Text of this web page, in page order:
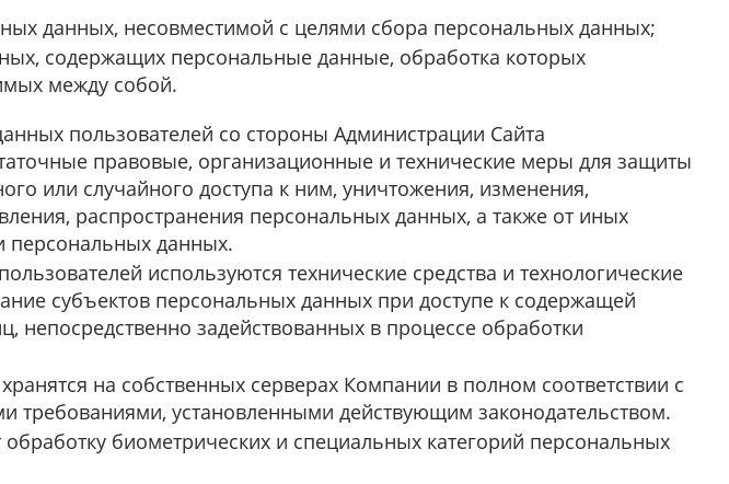
данных, несовместимой с целями сбора персональных данных;
содержащих персональные данные, обработка которых
между собой.
пользователей со стороны Администрации Сайта
правовые, организационные и технические меры для защиты
или случайного доступа к ним, уничтожения, изменения,
распространения персональных данных, а также от иных
персональных данных.
используются технические средства и технологические
субъектов персональных данных при доступе к содержащей
задействованных в процессе обработки
на собственных серверах Компании в полном соответствии с
требованиями, установленными действующим законодательством.
биометрических и специальных категорий персональных